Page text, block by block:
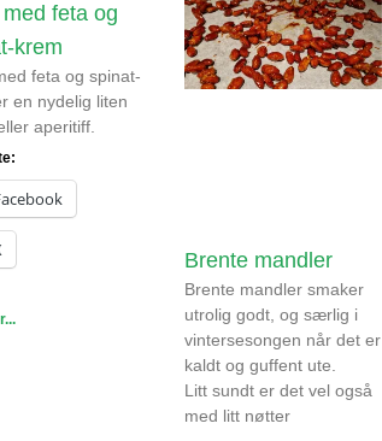
feta og
krem
feta og spinat-
en nydelig liten
aperitiff.
Brente mandler
Brente mandler smaker
utrolig godt, og særlig i
vintersesongen når det er
kaldt og guffent ute.
Litt sundt er det vel også
med litt nøtter